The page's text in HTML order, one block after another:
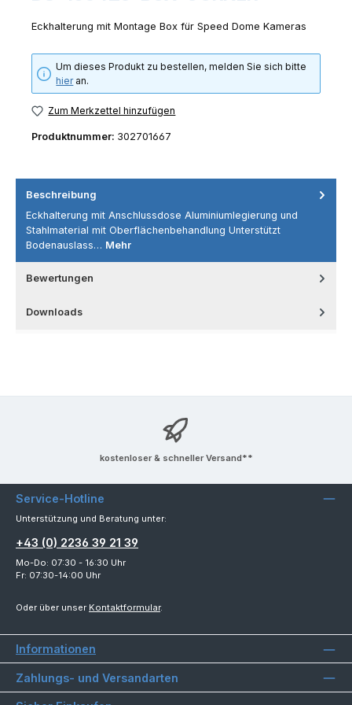
Eckhalterung mit Montage Box für Speed Dome Kameras
Um dieses Produkt zu bestellen, melden Sie sich bitte
hieran.
Zum Merkzettel hinzufügen
Produktnummer: 302701667
Beschreibung
Eckhalterung mit Anschlussdose Aluminiumlegierung und
Stahlmaterial mit Oberflächenbehandlung Unterstützt
Bodenauslass… Mehr
Bewertungen
Downloads
kostenloser & schneller Versand**
Service-Hotline
Unterstützung und Beratung unter:
+43 (0) 2236 39 21 39
Mo-Do: 07:30 - 16:30 Uhr
Fr: 07:30-14:00 Uhr
Oder über unser Kontaktformular.
Informationen
Zahlungs- und Versandarten